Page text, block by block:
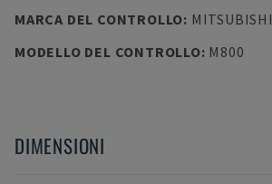
MARCA DEL CONTROLLO: MITSUBISHI
MODELLO DEL CONTROLLO: M800
DIMENSIONI